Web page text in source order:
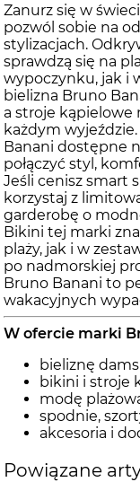
Zanurz się w
pozwól sobie na
stylizacjach.
sprawdzą się na
wypoczynku, jak i
bielizna Bruno
a stroje kąpielowe
każdym
Banani dostępne
połączyć styl,
Jeśli cenisz smart
korzystaj z
garderobę o
Bikini tej marki
plaży, jak i w
po nadmorskiej
Bruno Banani to
wakacyjnych
W ofercie marki
bieliznę
bikini i stroje
modę
spodnie,
akcesoria i
Powiązane